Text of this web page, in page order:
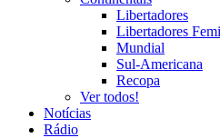
Libertadores
Libertadores
Mundial
Sul-Americana
Recopa
Ver todos!
Notícias
Rádio